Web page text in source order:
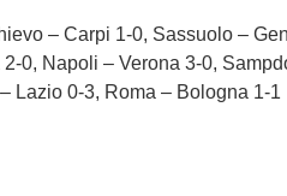
– Carpi 1-0, Sassuolo –
0, Napoli – Verona 3-0,
Lazio 0-3, Roma – Bologna 1-1